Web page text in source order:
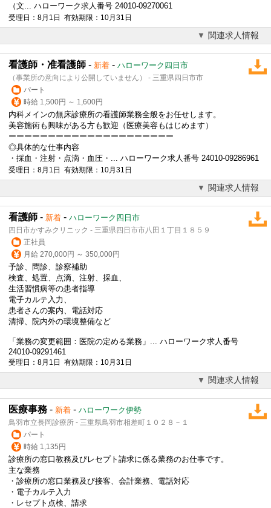
（文... ハローワーク求人番号 24010-09270061
受理日：8月1日 有効期限：10月31日
関連求人情報
看護師・准看護師 - 新着 - ハローワーク四日市
（事業所の意向により公開していません） - 三重県四日市市
パート
時給 1,500円 ～ 1,600円
内科メインの無床診療所の看護師業務全般をお任せします。
美容施術も興味がある方も歓迎（医療美容もはじめます）
ーーーーーーーーーーーーーーーーーーーーー
◎具体的な仕事内容
・採血・注射・点滴・血圧・... ハローワーク求人番号 24010-09286961
受理日：8月1日 有効期限：10月31日
関連求人情報
看護師 - 新着 - ハローワーク四日市
四日市かすみクリニック - 三重県四日市市八田１丁目１８５９
正社員
月給 270,000円 ～ 350,000円
予診、問診、診察補助
検査、処置、点滴、注射、採血、
生活習慣病等の患者指導
電子カルテ 入力、
患者さんの案内、電話対応
清掃、院内外の環境整備など
「業務の変更範囲：医院の定める業務」... ハローワーク求人番号
24010-09291461
受理日：8月1日 有効期限：10月31日
関連求人情報
医療事務 - 新着 - ハローワーク伊勢
鳥羽市立長岡診療所 - 三重県鳥羽市相差町１０２８－１
パート
時給 1,135円
診療所の窓口教務及びレセプト請求に係る業務のお仕事です。
主な業務
・診療所の窓口業務及び接客、会計業務、電話対応
・ 電子カルテ 入力
・レセプト点検、請求